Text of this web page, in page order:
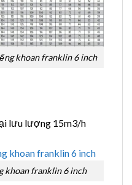
khoan franklin 6 inch
lưu lượng 15m3/h
khoan franklin 6 inch